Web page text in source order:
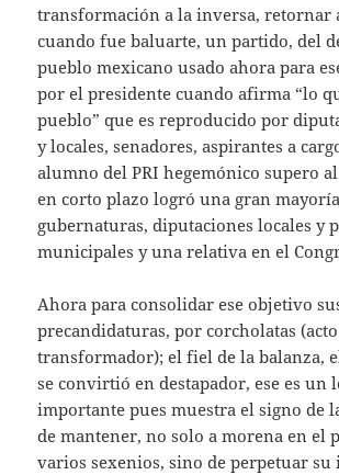
transformación a la inversa, retornar
cuando fue baluarte, un partido, del
pueblo mexicano usado ahora para
por el presidente cuando afirma “lo
pueblo” que es reproducido por
y locales, senadores, aspirantes a
alumno del PRI hegemónico supero
en corto plazo logró una gran
gubernaturas, diputaciones locales y
municipales y una relativa en el
Ahora para consolidar ese objetivo
precandidaturas, por corcholatas (acto
transformador); el fiel de la balanza,
se convirtió en destapador, ese es un
importante pues muestra el signo de
de mantener, no solo a morena en el
varios sexenios, sino de perpetuar